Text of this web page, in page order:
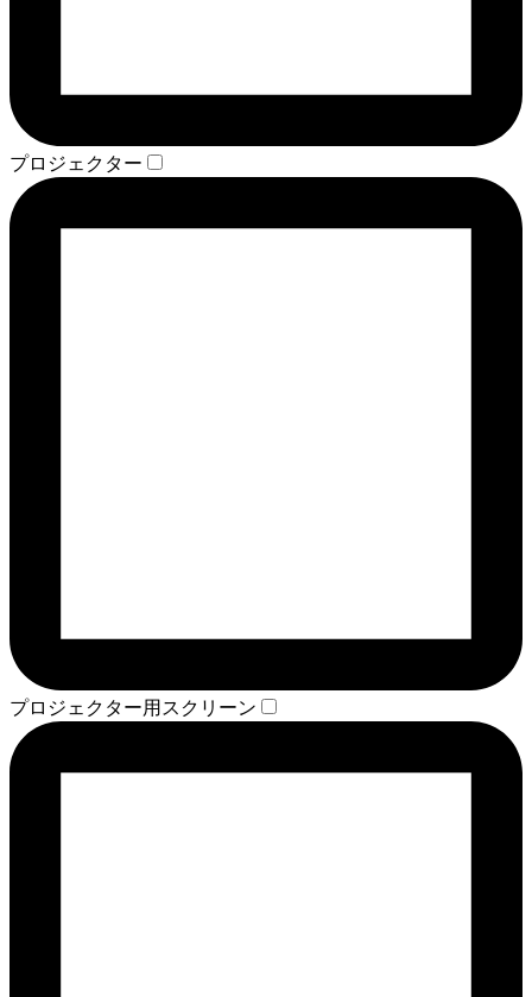
プロジェクター
プロジェクター用スクリーン